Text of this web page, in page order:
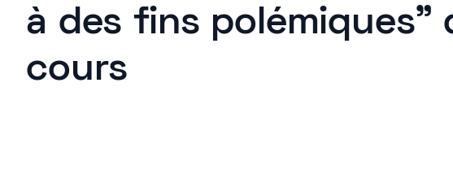
à des fins polémiques"
cours